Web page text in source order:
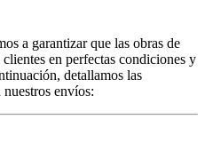
a garantizar que las obras de
en perfectas condiciones y
detallamos las
envíos: